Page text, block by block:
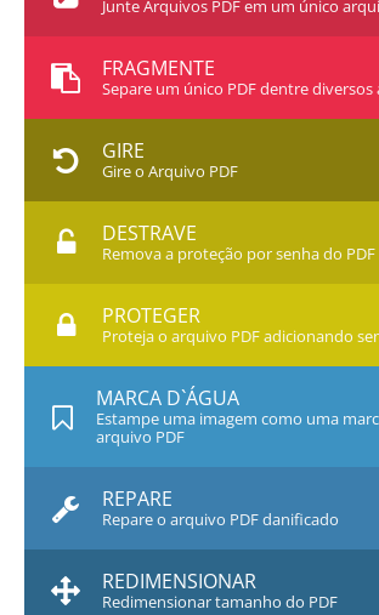
Junte Arquivos PDF em um único
FRAGMENTE
Separe um único PDF dentre diversos
GIRE
Gire o Arquivo PDF
DESTRAVE
Remova a proteção por senha do PDF
PROTEGER
Proteja o arquivo PDF adicionando
MARCA D`ÁGUA
Estampe uma imagem como uma
arquivo PDF
REPARE
Repare o arquivo PDF danificado
REDIMENSIONAR
Redimensionar tamanho do PDF